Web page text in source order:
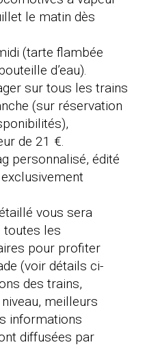
le matin dès
(tarte flambée
d’eau).
sur tous les trains
(sur réservation
de 21 €.
personnalisé, édité
vous sera
toutes les
pour profiter
(voir détails ci-
des trains,
meilleurs
informations
diffusées par